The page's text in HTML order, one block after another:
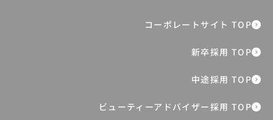
新卒6年目マネジャーが切り拓く“生涯ブ